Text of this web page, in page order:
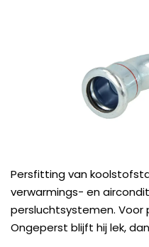
Persfitting van
verwarmings- en
persluchtsystemen. Voor
Ongeperst blijft hij lek,